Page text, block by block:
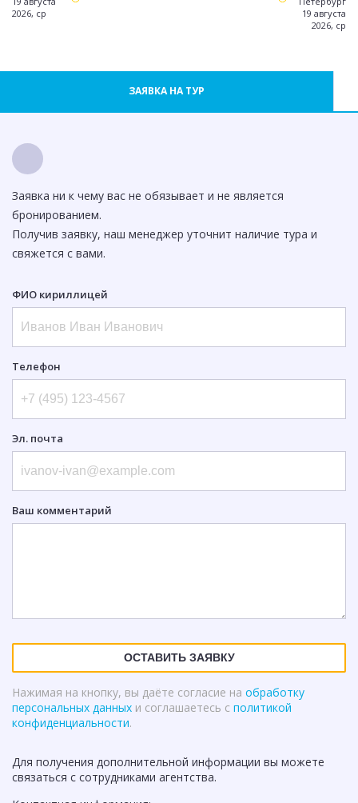
2026, ср
19 августа
2026, ср
ЗАЯВКА НА ТУР
Заявка ни к чему вас не обязывает и не является
бронированием.
Получив заявку, наш менеджер уточнит наличие тура и
свяжется с вами.
ФИО кириллицей
Телефон
Эл. почта
Ваш комментарий
ОСТАВИТЬ ЗАЯВКУ
Нажимая на кнопку, вы даёте согласие на обработку
персональных данных и соглашаетесь с политикой
конфиденциальности.
Для получения дополнительной информации вы можете
связаться с сотрудниками агентства.